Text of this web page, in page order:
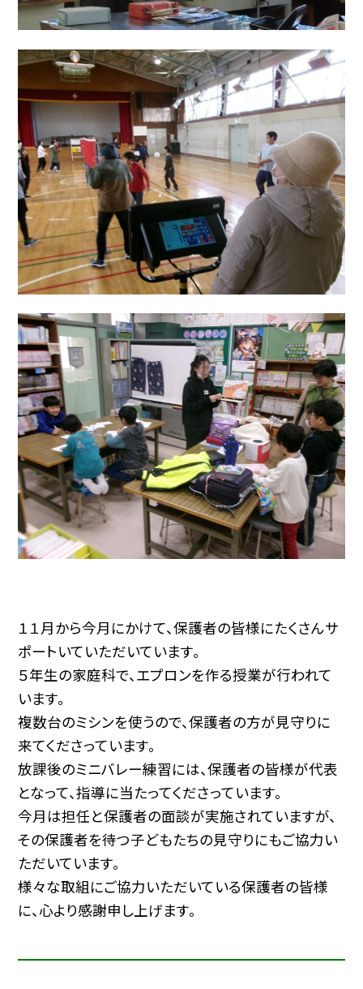
１１月から今月にかけて、保護者の皆様にたくさんサ
ポートいていただいています。
５年生の家庭科で、エプロンを作る授業が行われて
います。
複数台のミシンを使うので、保護者の方が見守りに
来てくださっています。
放課後のミニバレー練習には、保護者の皆様が代表
となって、指導に当たってくださっています。
今月は担任と保護者の面談が実施されていますが、
その保護者を待つ子どもたちの見守りにもご協力い
ただいています。
様々な取組にご協力いただいている保護者の皆様
に、心より感謝申し上げます。